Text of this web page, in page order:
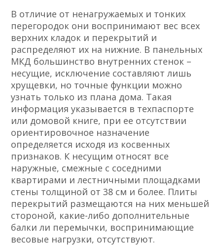
В отличие от ненагружаемых и тонких
перегородок они воспринимают вес всех
верхних кладок и перекрытий и
распределяют их на нижние. В панельных
МКД большинство внутренних стенок –
несущие, исключение составляют лишь
хрущевки, но точные функции можно
узнать только из плана дома. Такая
информация указывается в техпаспорте
или домовой книге, при ее отсутствии
ориентировочное назначение
определяется исходя из косвенных
признаков. К несущим относят все
наружные, смежные с соседними
квартирами и лестничными площадками
стены толщиной от 38 см и более. Плиты
перекрытий размещаются на них меньшей
стороной, какие-либо дополнительные
балки ли перемычки, воспринимающие
весовые нагрузки, отсутствуют.